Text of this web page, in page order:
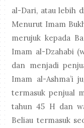
al-Dari, atau lebih
Menurut Imam
merujuk kepada
Imam al-Dzahabi
dan menjadi
Imam al-Ashma’i
termasuk penjual
tahun 45 H dan
Beliau termasuk